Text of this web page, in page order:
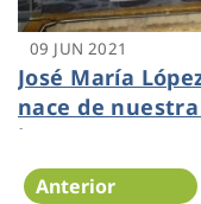
09 JUN 2021
José María
nace de
incrementar su
operativa diaria”
Anterior